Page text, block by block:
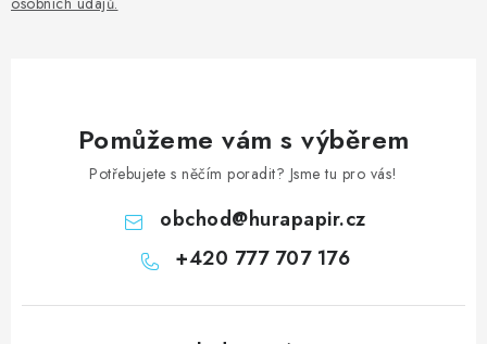
Pomůžeme vám s výběrem
Potřebujete s něčím poradit? Jsme tu pro vás!
obchod@hurapapir.cz
+420 777 707 176